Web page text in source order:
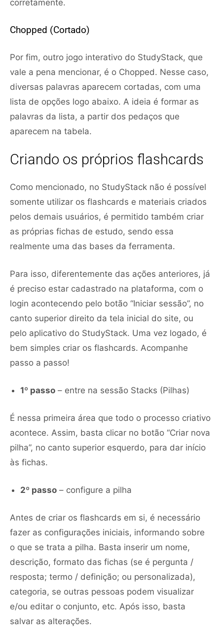
corretamente.
Chopped (Cortado)
Por fim, outro jogo interativo do StudyStack, que
vale a pena mencionar, é o Chopped. Nesse caso,
diversas palavras aparecem cortadas, com uma
lista de opções logo abaixo. A ideia é formar as
palavras da lista, a partir dos pedaços que
aparecem na tabela.
Criando os próprios flashcards
Como mencionado, no StudyStack não é possível
somente utilizar os flashcards e materiais criados
pelos demais usuários, é permitido também criar
as próprias fichas de estudo, sendo essa
realmente uma das bases da ferramenta.
Para isso, diferentemente das ações anteriores, já
é preciso estar cadastrado na plataforma, com o
login acontecendo pelo botão “Iniciar sessão”, no
canto superior direito da tela inicial do site, ou
pelo aplicativo do StudyStack. Uma vez logado, é
bem simples criar os flashcards. Acompanhe
passo a passo!
1º passo – entre na sessão Stacks (Pilhas)
É nessa primeira área que todo o processo criativo
acontece. Assim, basta clicar no botão “Criar nova
pilha”, no canto superior esquerdo, para dar início
às fichas.
2º passo – configure a pilha
Antes de criar os flashcards em si, é necessário
fazer as configurações iniciais, informando sobre
o que se trata a pilha. Basta inserir um nome,
descrição, formato das fichas (se é pergunta /
resposta; termo / definição; ou personalizada),
categoria, se outras pessoas podem visualizar
e/ou editar o conjunto, etc. Após isso, basta
salvar as alterações.